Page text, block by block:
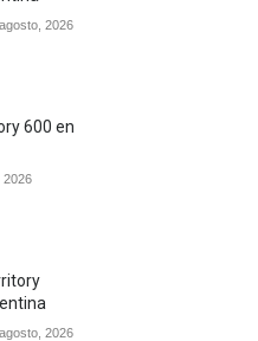
2026
600 en
2026
2026